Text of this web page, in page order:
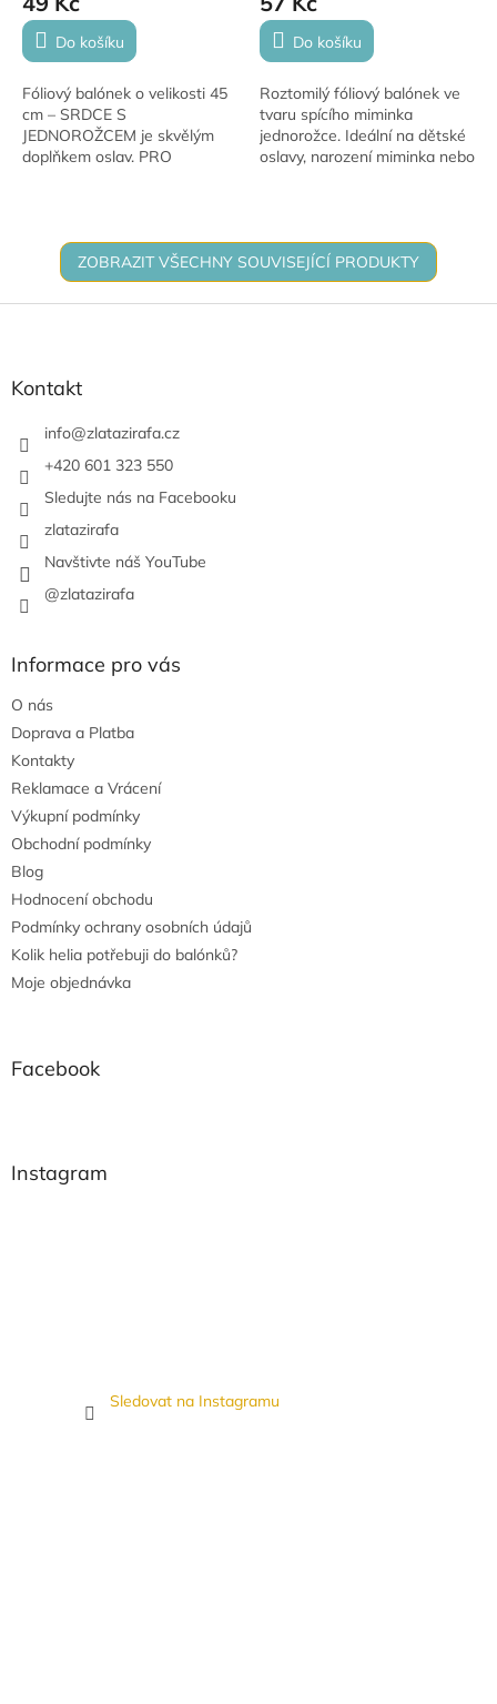
Do košíku
Fóliový balónek o velikosti 45
cm – SRDCE S
JEDNOROŽCEM je skvělým
doplňkem oslav. PRO
Tento...
Do košíku
Roztomilý fóliový balónek ve
tvaru spícího miminka
jednorožce. Ideální na dětské
oslavy, narození miminka nebo
ZOBRAZIT VŠECHNY SOUVISEJÍCÍ PRODUKTY
Z
Kontakt
info@zlatazirafa.cz
+420 601 323 550
Sledujte nás na Facebooku
zlatazirafa
Navštivte náš YouTube
@zlatazirafa
Informace pro vás
O nás
Doprava a Platba
Kontakty
Reklamace a Vrácení
Výkupní podmínky
Obchodní podmínky
Blog
Hodnocení obchodu
Podmínky ochrany osobních údajů
Kolik helia potřebuji do balónků?
Moje objednávka
Facebook
Instagram
Sledovat na Instagramu